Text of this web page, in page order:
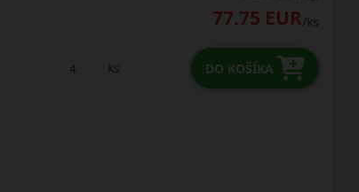
77.75 EUR/ks
ks DO KOŠÍKA